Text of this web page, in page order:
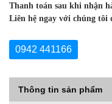
Thanh toán sau khi nhận
Liên hệ ngay với chúng tôi
0942 441166
Thông tin sản phẩm